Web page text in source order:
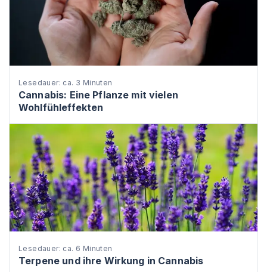
Lesedauer: ca. 3 Minuten
Cannabis: Eine Pflanze mit vielen
Wohlfühleffekten
Lesedauer: ca. 6 Minuten
Terpene und ihre Wirkung in Cannabis